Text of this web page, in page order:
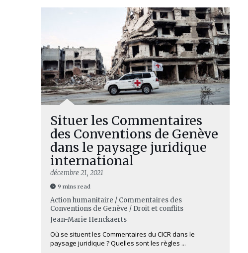
Situer les Commentaires
des Conventions de Genève
dans le paysage juridique
international
décembre 21, 2021
9 mins read
Action humanitaire / Commentaires des
Conventions de Genève / Droit et conflits
Jean-Marie Henckaerts
Où se situent les Commentaires du CICR dans le
paysage juridique ? Quelles sont les règles ...